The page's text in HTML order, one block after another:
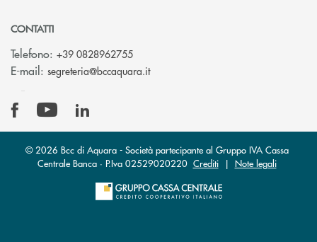
CONTATTI
Telefono: +39 0828962755
E-mail: segreteria@bccaquara.it(si apre l’app di posta elettronica)
© 2026 Bcc di Aquara - Società partecipante al Gruppo IVA Cassa
Centrale Banca · P.Iva 02529020220 Crediti| Note legali